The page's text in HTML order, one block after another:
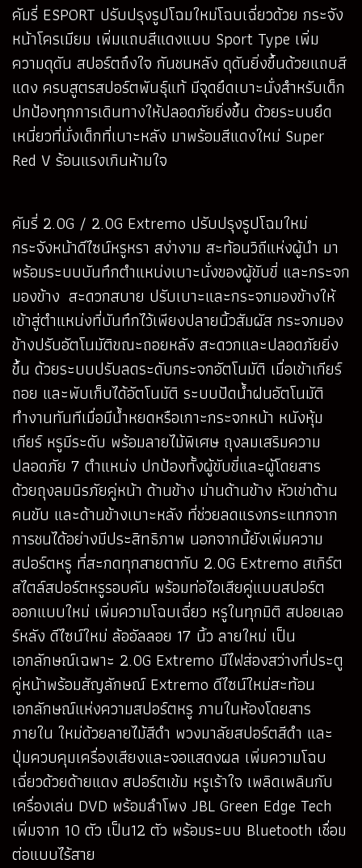
คัมรี่ ESPORT ปรับปรุงรูปโฉมใหม่โฉบเฉี่ยวด้วย กระจัง
หน้าโครเมียม เพิ่มแถบสีแดงแบบ Sport Type เพิ่ม
ความดุดัน สปอร์ตถึงใจ กันชนหลัง ดุดันยิ่งขึ้นด้วยแถบสี
แดง ครบสูตรสปอร์ตพันธุ์แท้ มีจุดยึดเบาะนั่งสำหรับเด็ก
ปกป้องทุกการเดินทางให้ปลอดภัยยิ่งขึ้น ด้วยระบบยึด
เหนี่ยวที่นั่งเด็กที่เบาะหลัง มาพร้อมสีแดงใหม่ Super
Red V ร้อนแรงเกินห้ามใจ
คัมรี่ 2.0G / 2.0G Extremo ปรับปรุงรูปโฉมใหม่
กระจังหน้าดีไซน์หรูหรา สง่างาม สะท้อนวิถีแห่งผู้นำ มา
พร้อมระบบบันทึกตำแหน่งเบาะนั่งของผู้ขับขี่ และกระจก
มองข้าง สะดวกสบาย ปรับเบาะและกระจกมองข้างให้
เข้าสู่ตำแหน่งที่บันทึกไว้เพียงปลายนิ้วสัมผัส กระจกมอง
ข้างปรับอัตโนมัติขณะถอยหลัง สะดวกและปลอดภัยยิ่ง
ขึ้น ด้วยระบบปรับลดระดับกระจกอัตโนมัติ เมื่อเข้าเกียร์
ถอย และพับเก็บได้อัตโนมัติ ระบบปัดน้ำฝนอัตโนมัติ
ทำงานทันทีเมื่อมีน้ำหยดหรือเกาะกระจกหน้า หนังหุ้ม
เกียร์ หรูมีระดับ พร้อมลายไม้พิเศษ ถุงลมเสริมความ
ปลอดภัย 7 ตำแหน่ง ปกป้องทั้งผู้ขับขี่และผู้โดยสาร
ด้วยถุงลมนิรภัยคู่หน้า ด้านข้าง ม่านด้านข้าง หัวเข่าด้าน
คนขับ และด้านข้างเบาะหลัง ที่ช่วยลดแรงกระแทกจาก
การชนได้อย่างมีประสิทธิภาพ นอกจากนี้ยังเพิ่มความ
สปอร์ตหรู ที่สะกดทุกสายตากับ 2.0G Extremo สเกิร์ต
สไตล์สปอร์ตหรูรอบคัน พร้อมท่อไอเสียคู่แบบสปอร์ต
ออกแบบใหม่ เพิ่มความโฉบเฉี่ยว หรูในทุกมิติ สปอยเลอ
ร์หลัง ดีไซน์ใหม่ ล้ออัลลอย 17 นิ้ว ลายใหม่ เป็น
เอกลักษณ์เฉพาะ 2.0G Extremo มีไฟส่องสว่างที่ประตู
คู่หน้าพร้อมสัญลักษณ์ Extremo ดีไซน์ใหม่สะท้อน
เอกลักษณ์แห่งความสปอร์ตหรู ภานในห้องโดยสาร
ภายใน ใหม่ด้วยลายไม้สีดำ พวงมาลัยสปอร์ตสีดำ และ
ปุ่มควบคุมเครื่องเสียงและจอแสดงผล เพิ่มความโฉบ
เฉี่ยวด้วยด้ายแดง สปอร์ตเข้ม หรูเร้าใจ เพลิดเพลินกับ
เครื่องเล่น DVD พร้อมลำโพง JBL Green Edge Tech
เพิ่มจาก 10 ตัว เป็น12 ตัว พร้อมระบบ Bluetooth เชื่อม
ต่อแบบไร้สาย